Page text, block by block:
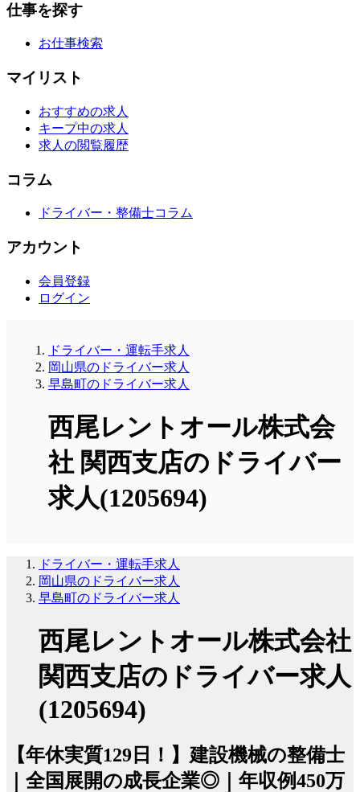
仕事を探す
お仕事検索
マイリスト
おすすめの求人
キープ中の求人
求人の閲覧履歴
コラム
ドライバー・整備士コラム
アカウント
会員登録
ログイン
ドライバー・運転手求人
岡山県のドライバー求人
早島町のドライバー求人
西尾レントオール株式会
社 関西支店のドライバー
求人(1205694)
ドライバー・運転手求人
岡山県のドライバー求人
早島町のドライバー求人
西尾レントオール株式会社
関西支店のドライバー求人
(1205694)
【年休実質129日！】建設機械の整備士
｜全国展開の成長企業◎｜年収例450万